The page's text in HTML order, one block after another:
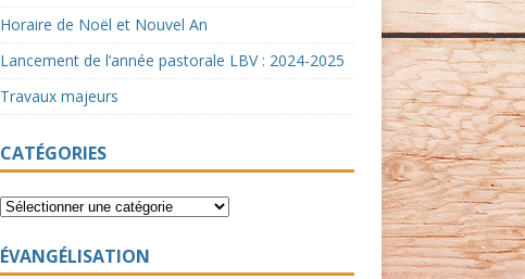
Horaire de Noël et Nouvel An
Lancement de l’année pastorale LBV : 2024-2025
Travaux majeurs
CATÉGORIES
ÉVANGÉLISATION